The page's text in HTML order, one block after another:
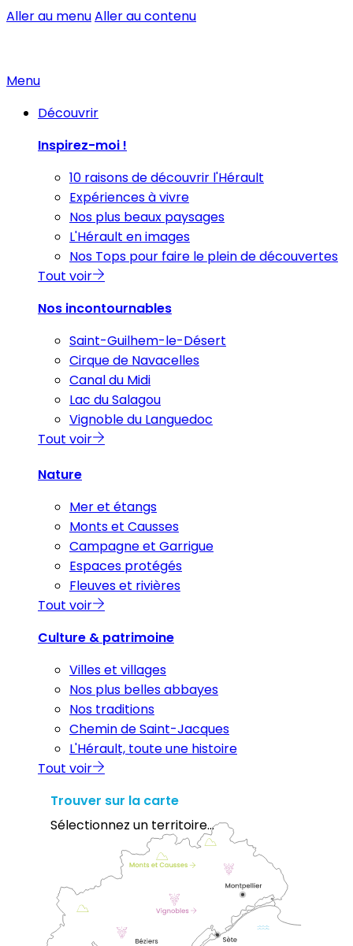
Aller au menuAller au contenu
Menu
Découvrir
Inspirez-moi !
10 raisons de découvrir l'Hérault
Expériences à vivre
Nos plus beaux paysages
L'Hérault en images
Nos Tops pour faire le plein de découvertes
Tout voir
Nos incontournables
Saint-Guilhem-le-Désert
Cirque de Navacelles
Canal du Midi
Lac du Salagou
Vignoble du Languedoc
Tout voir
Nature
Mer et étangs
Monts et Causses
Campagne et Garrigue
Espaces protégés
Fleuves et rivières
Tout voir
Culture & patrimoine
Villes et villages
Nos plus belles abbayes
Nos traditions
Chemin de Saint-Jacques
L'Hérault, toute une histoire
Tout voir
Trouver sur la carte
Sélectionnez un territoire...